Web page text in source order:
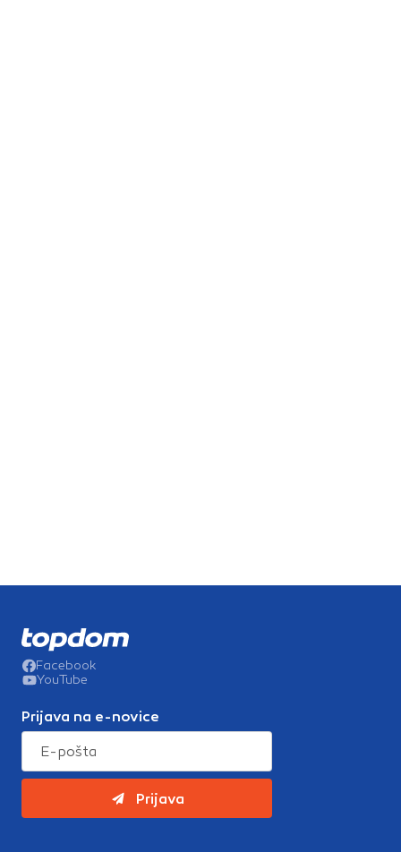
Facebook
YouTube
Prijava na e-novice
Prijava